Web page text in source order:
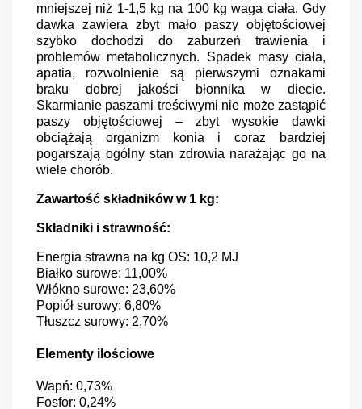
mniejszej niż 1-1,5 kg na 100 kg waga ciała. Gdy
dawka zawiera zbyt mało paszy objętościowej
szybko dochodzi do zaburzeń trawienia i
problemów metabolicznych. Spadek masy ciała,
apatia, rozwolnienie są pierwszymi oznakami
braku dobrej jakości błonnika w diecie.
Skarmianie paszami treściwymi nie może zastąpić
paszy objętościowej – zbyt wysokie dawki
obciążają organizm konia i coraz bardziej
pogarszają ogólny stan zdrowia narażając go na
wiele chorób.
Zawartość składników w 1 kg:
Składniki i strawność:
Energia strawna na kg OS: 10,2 MJ
Białko surowe: 11,00%
Włókno surowe: 23,60%
Popiół surowy: 6,80%
Tłuszcz surowy: 2,70%
Elementy ilościowe
Wapń: 0,73%
Fosfor: 0,24%